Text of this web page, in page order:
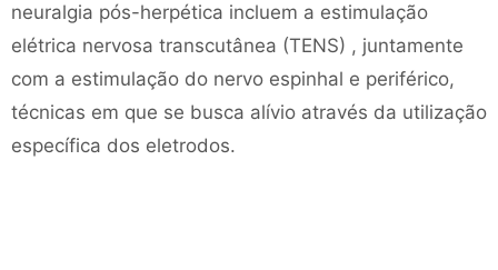
neuralgia pós-herpética incluem a estimulação
elétrica nervosa transcutânea (TENS) , juntamente
com a estimulação do nervo espinhal e periférico,
técnicas em que se busca alívio através da utilização
específica dos eletrodos.